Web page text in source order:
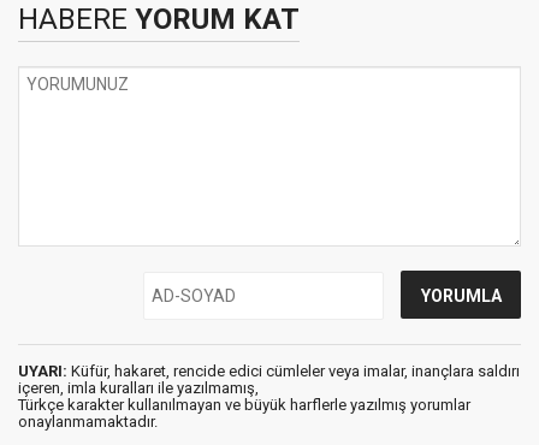
HABERE YORUM KAT
UYARI: Küfür, hakaret, rencide edici cümleler veya imalar, inançlara saldırı
içeren, imla kuralları ile yazılmamış,
Türkçe karakter kullanılmayan ve büyük harflerle yazılmış yorumlar
onaylanmamaktadır.